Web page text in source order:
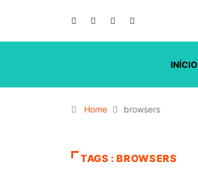
INÍCIO
Home browsers
TAGS : BROWSERS